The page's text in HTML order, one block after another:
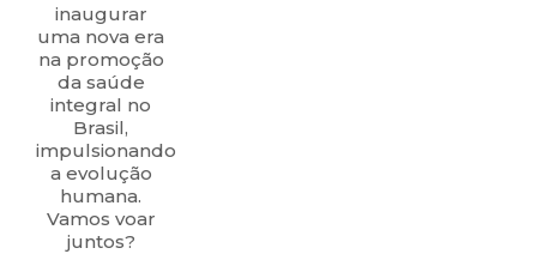
inaugurar
uma nova era
na promoção
da saúde
integral no
Brasil,
impulsionando
a evolução
humana.
Vamos voar
juntos?